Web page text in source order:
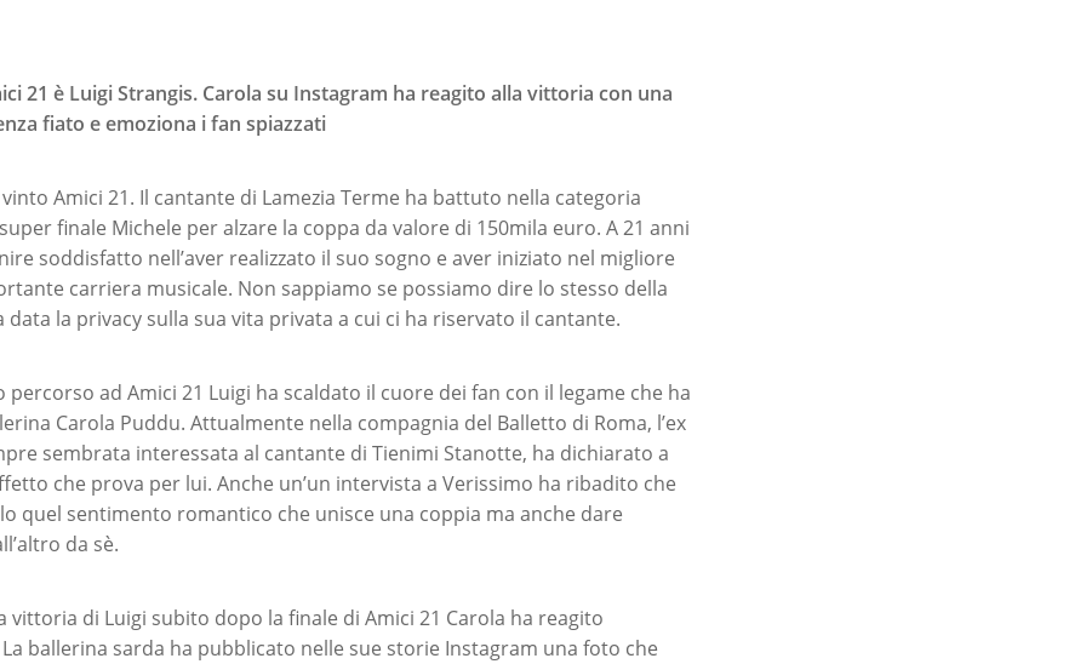
21 è Luigi Strangis. Carola su Instagram ha reagito alla vittoria con una
fiato e emoziona i fan spiazzati
Amici 21. Il cantante di Lamezia Terme ha battuto nella categoria
finale Michele per alzare la coppa da valore di 150mila euro. A 21 anni
soddisfatto nell’aver realizzato il suo sogno e aver iniziato nel migliore
carriera musicale. Non sappiamo se possiamo dire lo stesso della
data la privacy sulla sua vita privata a cui ci ha riservato il cantante.
percorso ad Amici 21 Luigi ha scaldato il cuore dei fan con il legame che ha
Carola Puddu. Attualmente nella compagnia del Balletto di Roma, l’ex
sembrata interessata al cantante di Tienimi Stanotte, ha dichiarato a
che prova per lui. Anche un’un intervista a Verissimo ha ribadito che
quel sentimento romantico che unisce una coppia ma anche dare
da sè.
vittoria di Luigi subito dopo la finale di Amici 21 Carola ha reagito
ballerina sarda ha pubblicato nelle sue storie Instagram una foto che